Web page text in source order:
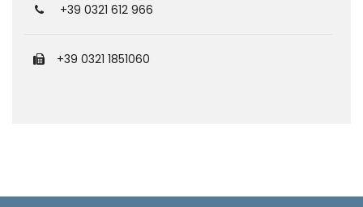
+39 0321 612 966
+39 0321 1851060